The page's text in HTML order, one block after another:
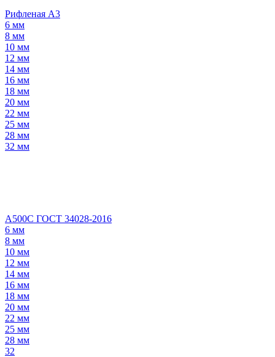
Рифленая А3
6 мм
8 мм
10 мм
12 мм
14 мм
16 мм
18 мм
20 мм
22 мм
25 мм
28 мм
32 мм
А500С ГОСТ 34028-2016
6 мм
8 мм
10 мм
12 мм
14 мм
16 мм
18 мм
20 мм
22 мм
25 мм
28 мм
32